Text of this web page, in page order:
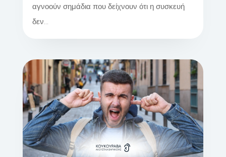
αγνοούν σημάδια που δείχνουν ότι η συσκευή
δεν...